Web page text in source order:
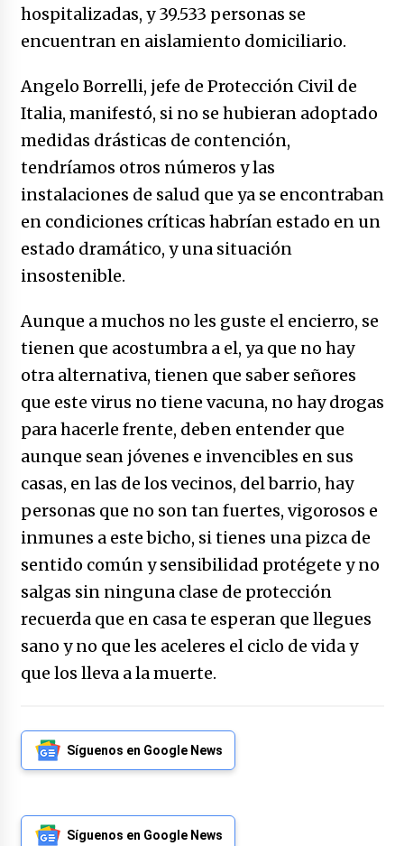
Falcao regresa con el rabo entre las patas
07/01/2026
Captura de Maduro, donde manda capitán,
no manda marinero.
04/01/2026
Otro regalo navideño de Petrosky, al caído
31/12/2025
31/12/2025
El aumento del mínimo causa escozor en
pueblo colombiano
31/12/2025
Atlético Nacional se quedó con laCopa
Colombia 2025
17/12/2025
Junior se coronó campeón del fútbol
colombiano
16/12/2025
hospitalizadas, y 39.533 personas se
encuentran en aislamiento domiciliario.
Angelo Borrelli, jefe de Protección Civil de
Italia, manifestó, si no se hubieran adoptado
medidas drásticas de contención,
tendríamos otros números y las
instalaciones de salud que ya se encontraban
en condiciones críticas habrían estado en un
estado dramático, y una situación
insostenible.
Aunque a muchos no les guste el encierro, se
tienen que acostumbra a el, ya que no hay
otra alternativa, tienen que saber señores
que este virus no tiene vacuna, no hay drogas
para hacerle frente, deben entender que
aunque sean jóvenes e invencibles en sus
casas, en las de los vecinos, del barrio, hay
personas que no son tan fuertes, vigorosos e
inmunes a este bicho, si tienes una pizca de
sentido común y sensibilidad protégete y no
salgas sin ninguna clase de protección
recuerda que en casa te esperan que llegues
sano y no que les aceleres el ciclo de vida y
que los lleva a la muerte.
Síguenos en Google News
Síguenos en Google News